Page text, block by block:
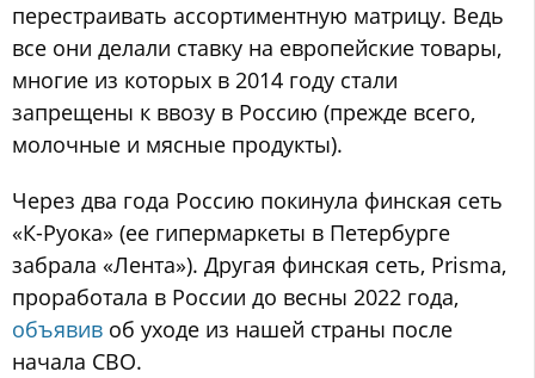
перестраивать ассортиментную матрицу. Ведь
все они делали ставку на европейские товары,
многие из которых в 2014 году стали
запрещены к ввозу в Россию (прежде всего,
молочные и мясные продукты).
Через два года Россию покинула финская сеть
«К-Руока» (ее гипермаркеты в Петербурге
забрала «Лента»). Другая финская сеть, Prisma,
проработала в России до весны 2022 года,
объявив об уходе из нашей страны после
начала СВО.